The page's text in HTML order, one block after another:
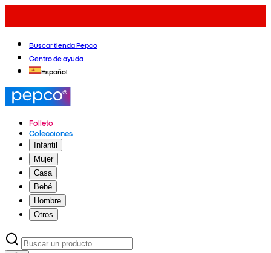
Buscar tienda Pepco
Centro de ayuda
Español
Folleto
Colecciones
Infantil
Mujer
Casa
Bebé
Hombre
Otros